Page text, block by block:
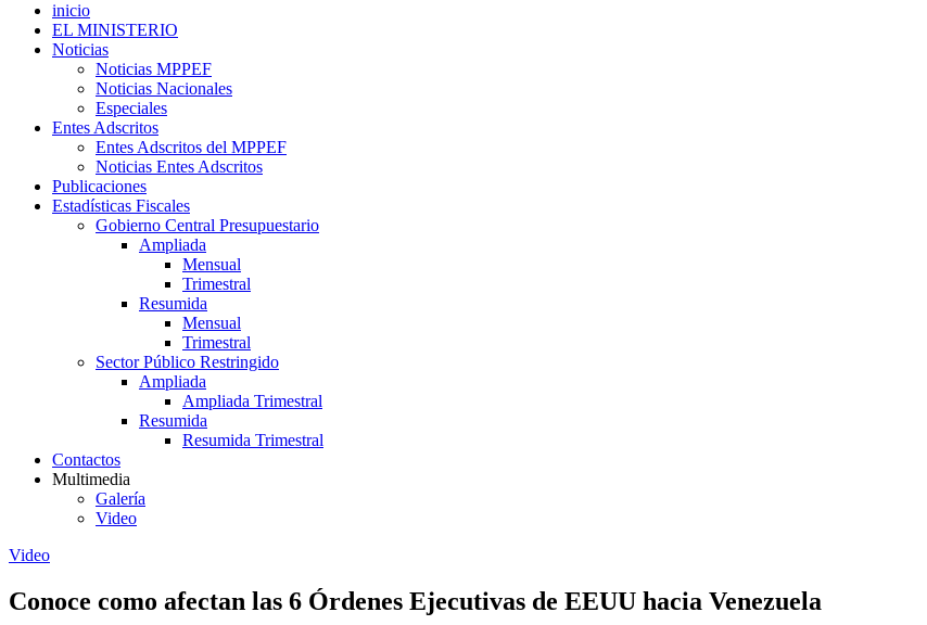
inicio
EL MINISTERIO
Noticias
Noticias MPPEF
Noticias Nacionales
Especiales
Entes Adscritos
Entes Adscritos del MPPEF
Noticias Entes Adscritos
Publicaciones
Estadísticas Fiscales
Gobierno Central Presupuestario
Ampliada
Mensual
Trimestral
Resumida
Mensual
Trimestral
Sector Público Restringido
Ampliada
Ampliada Trimestral
Resumida
Resumida Trimestral
Contactos
Multimedia
Galería
Video
Video
Conoce como afectan las 6 Órdenes Ejecutivas de EEUU hacia Venezuela